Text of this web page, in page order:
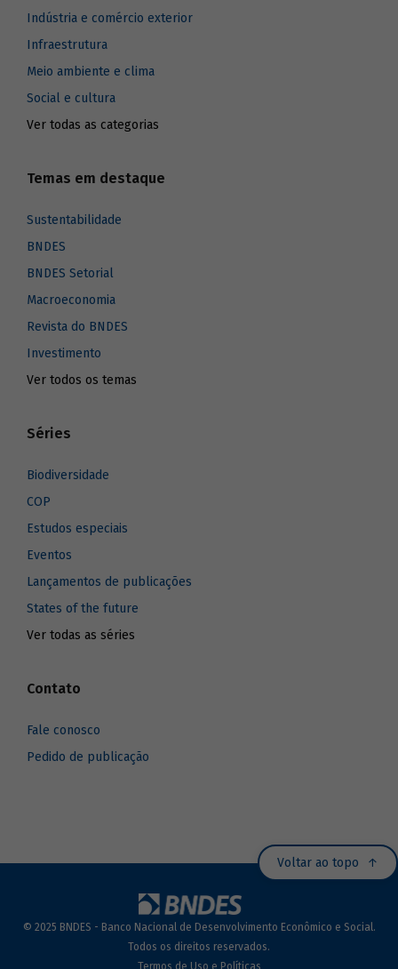
Indústria e comércio exterior
Infraestrutura
Meio ambiente e clima
Social e cultura
Ver todas as categorias
Temas em destaque
Sustentabilidade
BNDES
BNDES Setorial
Macroeconomia
Revista do BNDES
Investimento
Ver todos os temas
Séries
Biodiversidade
COP
Estudos especiais
Eventos
Lançamentos de publicações
States of the future
Ver todas as séries
Contato
Fale conosco
Pedido de publicação
Voltar ao topo
© 2025 BNDES - Banco Nacional de Desenvolvimento Econômico e Social.
Todos os direitos reservados.
Termos de Uso e Políticas